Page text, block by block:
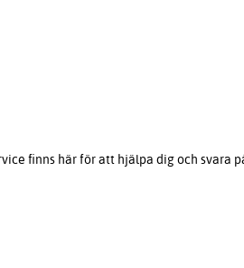
finns här för att hjälpa dig och svara